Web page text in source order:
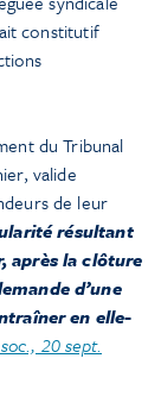
constitutif
du Tribunal
valide
de leur
résultant
après la clôture
d’une
en elle-
20 sept.